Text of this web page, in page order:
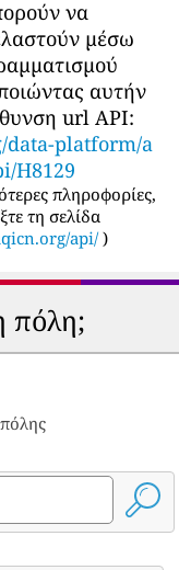
να
μέσω
αυτήν
url API:
data-platform/a
H8129
πληροφορίες,
τη σελίδα
api/ )
πόλη;